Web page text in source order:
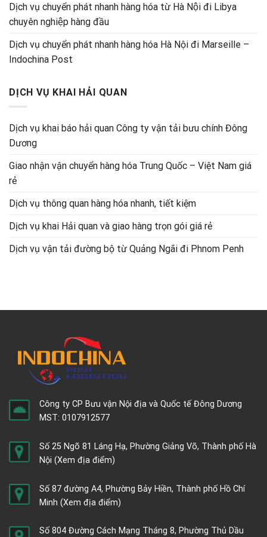
Dịch vụ chuyển phát nhanh hàng hóa từ Hà Nội đi Libya
chuyên nghiệp hàng đầu
Dịch vụ chuyển phát nhanh hàng hóa Hà Nội đi Marseille –
Indochina Post
DỊCH VỤ KHAI HẢI QUAN
Dịch vụ khai báo hải quan Công ty vận tải bưu chính Đông
Dương
Giao nhận vận chuyển hàng hóa Trung Quốc – Việt Nam giá
rẻ
Dịch vụ thông quan hàng hóa nhanh, tiết kiệm
Dịch vụ khai Hải quan và giao hàng trọn gói giá rẻ
Dịch vụ vận tải đường bộ từ Quảng Ngãi đi Phnom Penh
Công ty CP Bưu vận Nội địa và Quốc tế Đông Dương
MST: 0107912577
Số 25 Ngõ 81 Láng Hạ, Phường Giảng Võ, Thành phố Hà
Nội (Xem địa điểm)
Số 87 đường A4, Phường Bảy Hiền, Thành phố Hồ Chí
Minh (Xem địa điểm)
Số 804 Đường Cách Mạng Tháng 8, Phường Thủ Dầu